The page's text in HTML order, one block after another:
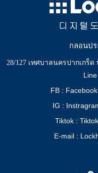
กลอนป
28/127 เทศบาลนครปากเกร็
FB :
IG :
Tiktok :
E-mail :